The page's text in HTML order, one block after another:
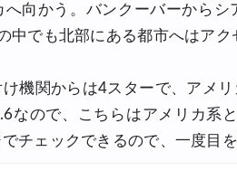
最大28,000円OFFクーポン
向かう。バンクーバーから
中でも北部にある都市へはアク
機関からは4スターで、アメ
なので、こちらはアメリカ系
チェックできるので、一度目